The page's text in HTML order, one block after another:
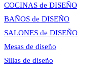
COCINAS de DISEÑO
BAÑOS de DISEÑO
SALONES de DISEÑO
Mesas de diseño
Sillas de diseño